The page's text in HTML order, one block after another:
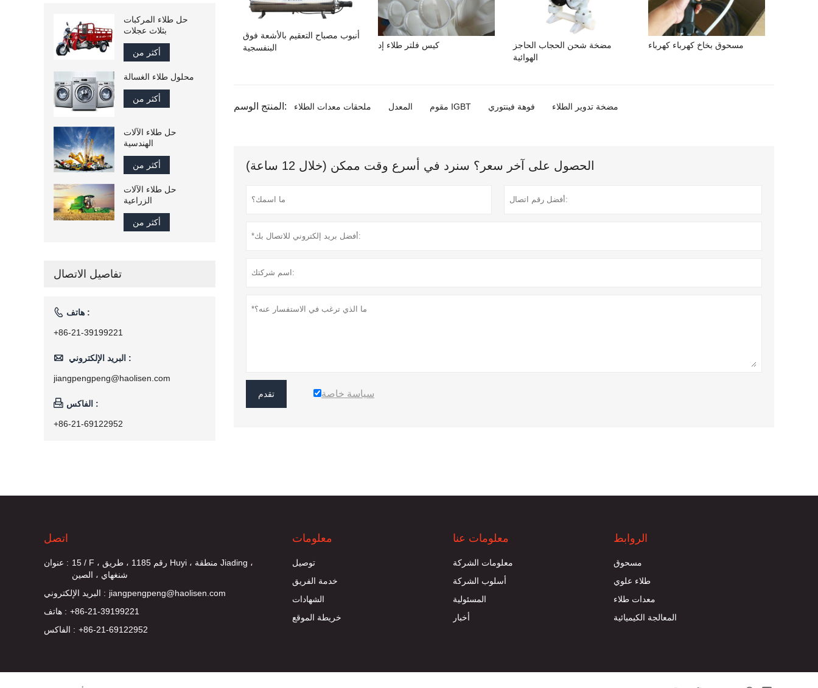
أنبوب مصباح التعقيم بالأشعة فوق
البنفسجية
كيس فلتر طلاء إد
مضخة شحن الحجاب الحاجز
الهوائية
مسحوق بخاخ كهرباء كهرباء
المنتج الوسم: ملحقات معدات الطلاء المعدل مقوم IGBT فوهة فينتوري مضخة تدوير الطلاء
الحصول على آخر سعر؟ سنرد في أسرع وقت ممكن (خلال 12 ساعة)
تقدم سياسة خاصة
حل طلاء المركبات
بثلاث عجلات
أكثر من
محلول طلاء الغسالة
أكثر من
حل طلاء الآلات
الهندسية
أكثر من
حل طلاء الآلات
الزراعية
أكثر من
تفاصيل الاتصال
 هاتف :
+86-21-39199221
 البريد الإلكتروني :
jiangpengpeng@haolisen.com
 الفاكس :
+86-21-69122952
اتصل
عنوان : 15 / F ، رقم 1185 ، طريق Huyi ، منطقة Jiading ،
شنغهاي ، الصين
البريد الإلكتروني : jiangpengpeng@haolisen.com
هاتف : +86-21-39199221
الفاكس : +86-21-69122952
معلومات
توصيل
خدمة الفريق
الشهادات
خريطة الموقع
معلومات عنا
معلومات الشركة
أسلوب الشركة
المسئولية
أخبار
الروابط
مسحوق
طلاء علوي
معدات طلاء
المعالجة الكيميائية